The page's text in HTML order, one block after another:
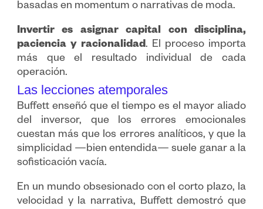
basadas en momentum o narrativas de moda.
Invertir es asignar capital con disciplina,
paciencia y racionalidad. El proceso importa
más que el resultado individual de cada
operación.
Las lecciones atemporales
Buffett enseñó que el tiempo es el mayor aliado
del inversor, que los errores emocionales
cuestan más que los errores analíticos, y que la
simplicidad —bien entendida— suele ganar a la
sofisticación vacía.
En un mundo obsesionado con el corto plazo, la
velocidad y la narrativa, Buffett demostró que